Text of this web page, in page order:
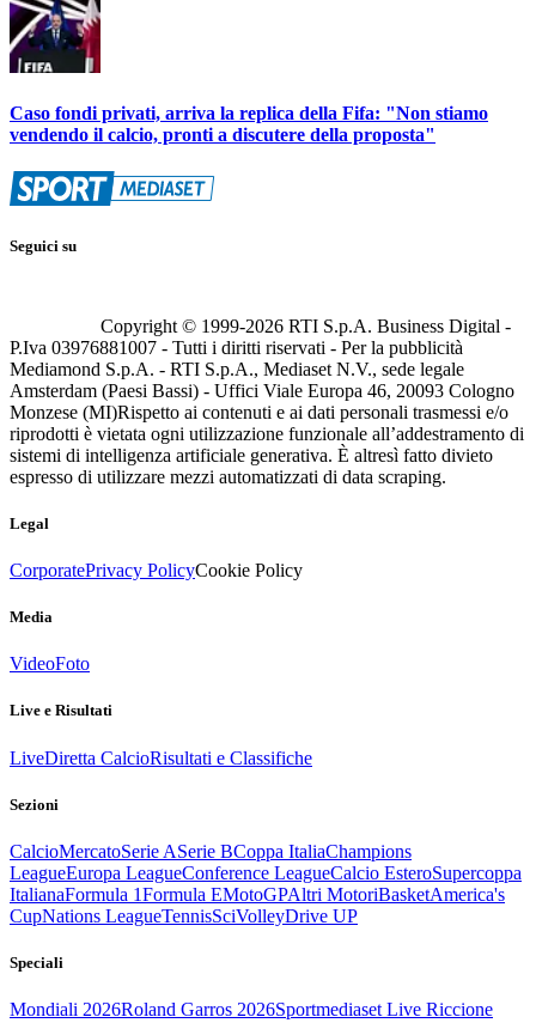
Caso fondi privati, arriva la replica della Fifa: "Non stiamo
vendendo il calcio, pronti a discutere della proposta"
Seguici su
Copyright © 1999-2026 RTI S.p.A. Business Digital -
P.Iva 03976881007 - Tutti i diritti riservati - Per la pubblicità
Mediamond S.p.A. - RTI S.p.A., Mediaset N.V., sede legale
Amsterdam (Paesi Bassi) - Uffici Viale Europa 46, 20093 Cologno
Monzese (MI)Rispetto ai contenuti e ai dati personali trasmessi e/o
riprodotti è vietata ogni utilizzazione funzionale all’addestramento di
sistemi di intelligenza artificiale generativa. È altresì fatto divieto
espresso di utilizzare mezzi automatizzati di data scraping.
Legal
CorporatePrivacy PolicyCookie Policy
Media
VideoFoto
Live e Risultati
LiveDiretta CalcioRisultati e Classifiche
Sezioni
CalcioMercatoSerie ASerie BCoppa ItaliaChampions
LeagueEuropa LeagueConference LeagueCalcio EsteroSupercoppa
ItalianaFormula 1Formula EMotoGPAltri MotoriBasketAmerica's
CupNations LeagueTennisSciVolleyDrive UP
Speciali
Mondiali 2026Roland Garros 2026Sportmediaset Live Riccione